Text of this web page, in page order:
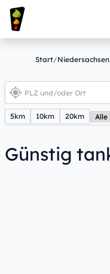
Start/Niedersachsen
5km 10km 20km
Günstig